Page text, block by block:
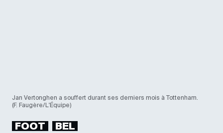
Jan Vertonghen a souffert durant ses derniers mois à Tottenham.
(F. Faugère/L'Équipe)
FOOT BEL